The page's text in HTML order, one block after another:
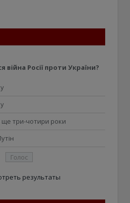
Росії проти України?
ще три-чотири роки
результаты